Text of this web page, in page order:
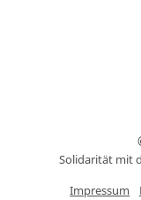
Solidarität mit
Impressum